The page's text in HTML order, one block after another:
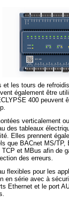
les tours de
également être
400 peuvent
verticalement
des tableaux
Elles prennent
que BACnet MS/TP,
et MBus afin de
des erreurs.
flexibles pour les
en série avec à
Ethernet et le port